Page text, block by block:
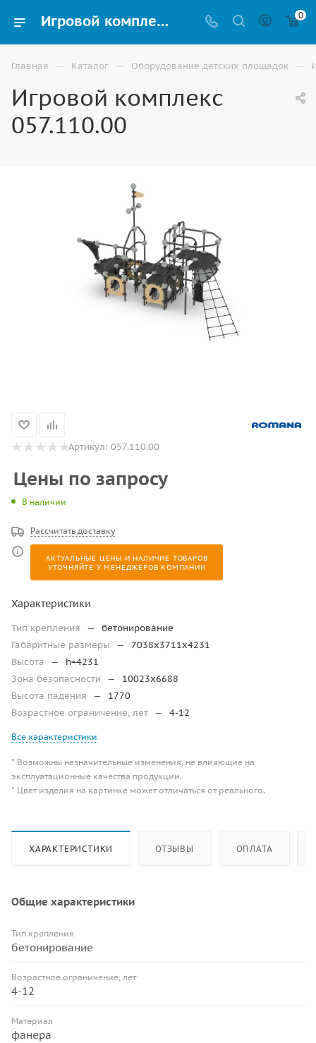
Игровой комплекс 057.110.00 купить для улицы в Астрахани 0
Главная — Каталог — Оборудование детских площадок —
Игровой комплекс
057.110.00
Артикул: 057.110.00
Цены по запросу
В наличии
Рассчитать доставку
АКТУАЛЬНЫЕ ЦЕНЫ И НАЛИЧИЕ ТОВАРОВ
УТОЧНЯЙТЕ У МЕНЕДЖЕРОВ КОМПАНИИ
Характеристики
Тип крепления —
бетонирование
Габаритные размеры
—
7038х3711х4231
Высота
—
h=4231
Зона безопасности
—
10023х6688
Высота падения
—
1770
Возрастное ограничение, лет — 4-12
Все характеристики
* Возможны незначительные изменения, не влияющие на
эксплуатационные качества продукции.
* Цвет изделия на картинке может отличаться от реального.
ХАРАКТЕРИСТИКИ ОТЗЫВЫ ОПЛАТА
Общие характеристики
Тип крепления
бетонирование
Возрастное ограничение, лет
4-12
Материал
фанера